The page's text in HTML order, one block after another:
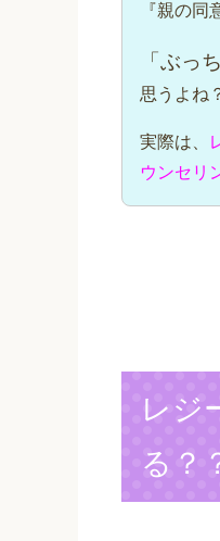
『親の同
「ぶっ
思うよね
実際は、
ウンセリ
レジ
る？